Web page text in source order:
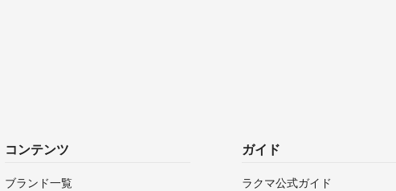
コンテンツ
ブランド一覧
ガイド
ラクマ公式ガイド